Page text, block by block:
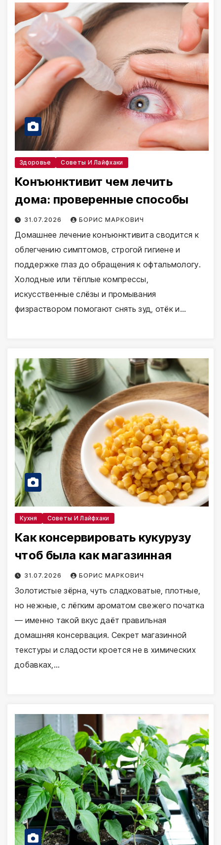
Здоровье Советы И Лайфхаки
Конъюнктивит чем лечить
дома: проверенные способы
31.07.2026 БОРИС МАРКОВИЧ
Домашнее лечение конъюнктивита сводится к
облегчению симптомов, строгой гигиене и
поддержке глаз до обращения к офтальмологу.
Холодные или тёплые компрессы,
искусственные слёзы и промывания
физраствором помогают снять зуд, отёк и…
Кухня Советы И Лайфхаки
Как консервировать кукурузу
чтоб была как магазинная
31.07.2026 БОРИС МАРКОВИЧ
Золотистые зёрна, чуть сладковатые, плотные,
но нежные, с лёгким ароматом свежего початка
— именно такой вкус даёт правильная
домашняя консервация. Секрет магазинной
текстуры и сладости кроется не в химических
добавках,…